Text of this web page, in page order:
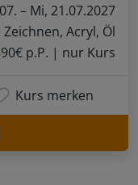
– Mi, 21.07.2027
Acryl, Öl
p.P. | nur Kurs
Kurs merken